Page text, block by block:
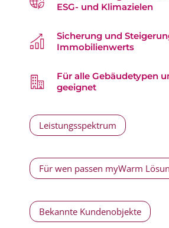
ESG- und Klimazielen
Sicherung und
Immobilienwerts
Für alle Gebäudetypen
geeignet
Leistungsspektrum
Für wen passen myWarm
Bekannte Kundenobjekte